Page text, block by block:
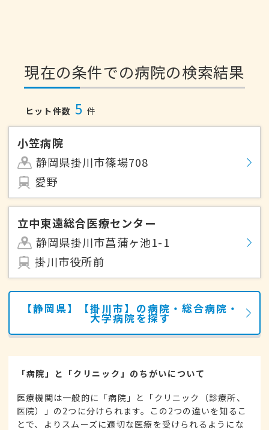
現在の条件での病院の検索結果
ヒット件数 5 件
小笠病院
静岡県掛川市篠場708
愛野
立中東遠総合医療センター
静岡県掛川市菖蒲ヶ池1-1
掛川市役所前
【静岡県】【掛川市】の病院・総合病院・
大学病院を探す
「病院」と「クリニック」のちがいについて
医療機関は一般的に「病院」と「クリニック（診療所、
医院）」の2つに分けられます。この2つの違いを知るこ
とで、よりスムーズに適切な医療を受けられるようにな